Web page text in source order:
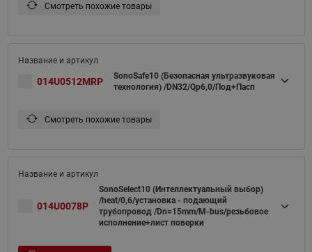
Смотреть похожие товары
014U0512MRP
SonoSafe10 (Безопасная ультразвуковая
технология) /DN32/Qp6,0/Под+Пасп
Смотреть похожие товары
014U0078P
SonoSelect10 (Интеллектуальный выбор)
/heat/0,6/установка - подающий
трубопровод /Dn=15mm/M-bus/резьбовое
исполнение+лист поверки